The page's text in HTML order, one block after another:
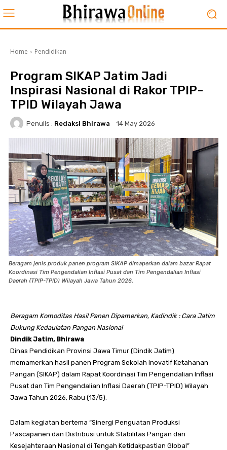
Home Pendidikan
Program SIKAP Jatim Jadi
Inspirasi Nasional di Rakor TPIP-
TPID Wilayah Jawa
Penulis : Redaksi Bhirawa 14 May 2026
Beragam jenis produk panen program SIKAP dimaperkan dalam bazar Rapat
Koordinasi Tim Pengendalian Inflasi Pusat dan Tim Pengendalian Inflasi
Daerah (TPIP-TPID) Wilayah Jawa Tahun 2026.
Beragam Komoditas Hasil Panen Dipamerkan, Kadindik : Cara Jatim
Dukung Kedaulatan Pangan Nasional
Dindik Jatim, Bhirawa
Dinas Pendidikan Provinsi Jawa Timur (Dindik Jatim)
memamerkan hasil panen Program Sekolah Inovatif Ketahanan
Pangan (SIKAP) dalam Rapat Koordinasi Tim Pengendalian Inflasi
Pusat dan Tim Pengendalian Inflasi Daerah (TPIP-TPID) Wilayah
Jawa Tahun 2026, Rabu (13/5).
Dalam kegiatan bertema “Sinergi Penguatan Produksi
Pascapanen dan Distribusi untuk Stabilitas Pangan dan
Kesejahteraan Nasional di Tengah Ketidakpastian Global”